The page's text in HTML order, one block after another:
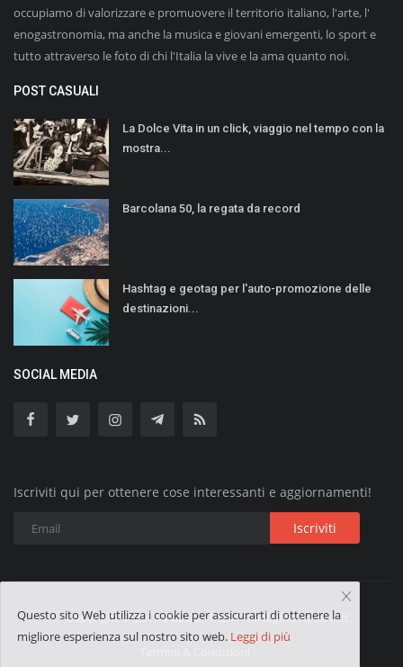
occupiamo di valorizzare e promuovere il territorio italiano, l'arte, l'
enogastronomia, ma anche la musica e giovani emergenti, lo sport e
tutto attraverso le foto di chi l'Italia la vive e la ama quanto noi.
POST CASUALI
La Dolce Vita in un click, viaggio nel tempo con la
mostra...
Barcolana 50, la regata da record
Hashtag e geotag per l'auto-promozione delle
destinazioni...
SOCIAL MEDIA
Iscriviti qui per ottenere cose interessanti e aggiornamenti!
Iscriviti
Copyright © 2019 VOLGO ITALIA - All Rights Reserved.
Questo sito Web utilizza i cookie per assicurarti di ottenere la
migliore esperienza sul nostro sito web. Leggi di più